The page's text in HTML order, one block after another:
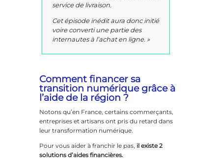
service de livraison.
Cet épisode inédit aura donc initié
voire converti une partie des
internautes à l’achat en ligne. »
Comment financer sa
transition numérique grâce à
l’aide de la région ?
Notons qu’en France, certains commerçants,
entreprises et artisans ont pris du retard dans
leur transformation numérique.
Pour vous aider à franchir le pas, il existe 2
solutions d’aides financières.